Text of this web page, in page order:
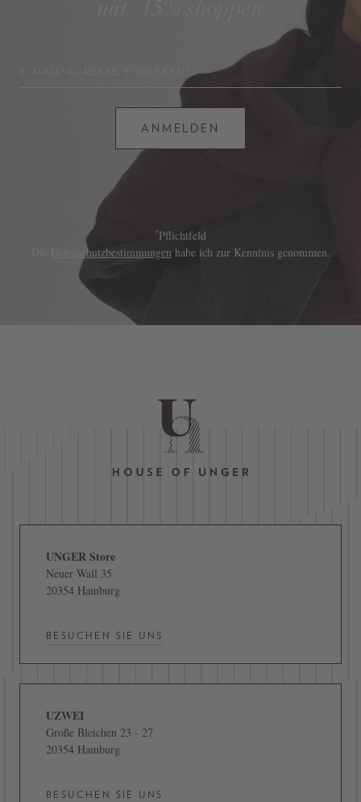
ANMELDEN
*Pflichtfeld
Datenschutzbestimmungen habe ich zur Kenntnis genommen.
UNGER Store
Neuer Wall 35
20354 Hamburg
BESUCHEN SIE UNS
UZWEI
Große Bleichen 23 - 27
20354 Hamburg
BESUCHEN SIE UNS